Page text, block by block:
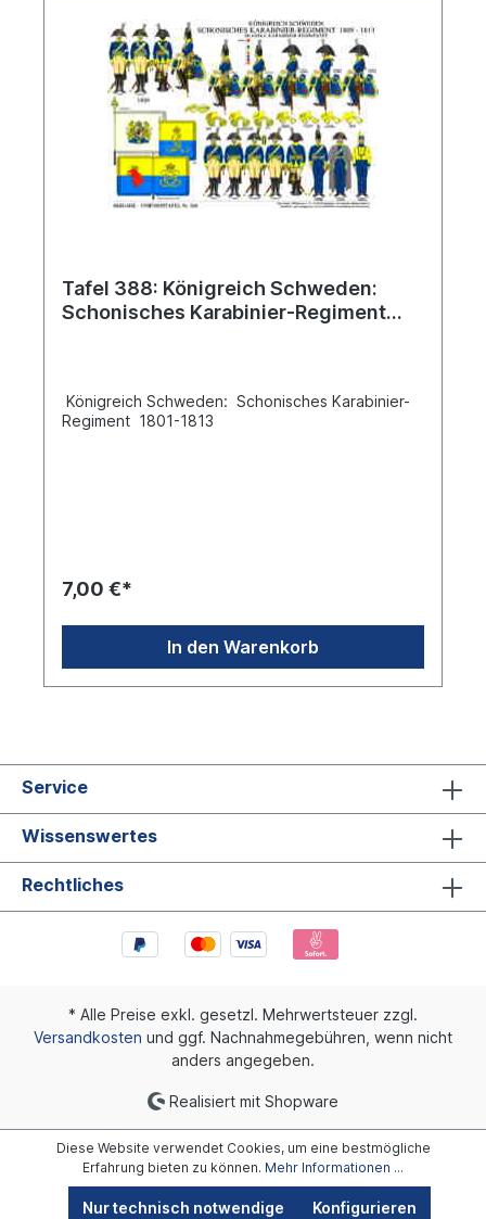
Tafel 388: Königreich Schweden:
Schonisches Karabinier-Regiment
Königreich Schweden: Schonisches Karabinier-
Regiment 1801-1813
7,00 €*
In den Warenkorb
Service
Wissenswertes
Rechtliches
* Alle Preise exkl. gesetzl. Mehrwertsteuer zzgl.
Versandkosten und ggf. Nachnahmegebühren, wenn nicht
anders angegeben.
Realisiert mit Shopware
Diese Website verwendet Cookies, um eine bestmögliche
Erfahrung bieten zu können. Mehr Informationen ...
Nur technisch notwendige Konfigurieren